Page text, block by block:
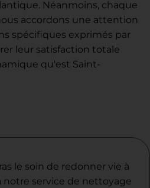
Néanmoins, chaque
accordons une attention
spécifiques exprimés par
leur satisfaction totale
qu'est Saint-
le soin de redonner vie à
notre service de nettoyage